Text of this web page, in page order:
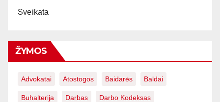
Sveikata
ŽYMOS
Advokatai Atostogos Baidarės Baldai
Buhalterija Darbas Darbo Kodeksas